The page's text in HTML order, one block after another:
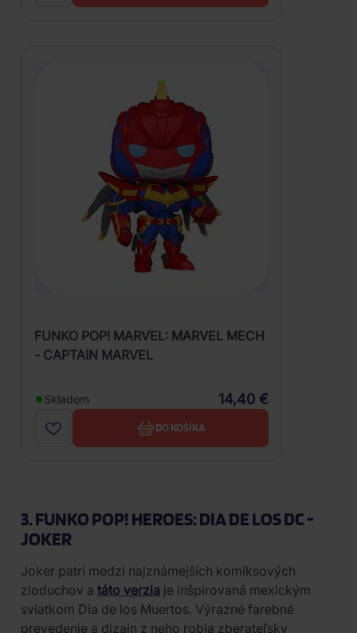
FUNKO POP! MARVEL: MARVEL MECH
- CAPTAIN MARVEL
Skladom 14,40 €
DO KOŠÍKA
3. FUNKO POP! HEROES: DIA DE LOS DC -
JOKER
Joker patrí medzi najznámejších komiksových
zloduchov a táto verzia je inšpirovaná mexickým
sviatkom Dia de los Muertos. Výrazné farebné
prevedenie a dizajn z neho robia zberateľsky